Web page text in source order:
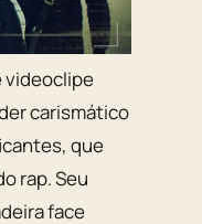
videoclipe
carismático
que
rap. Seu
face